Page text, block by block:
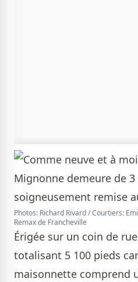
Photos: Richard Rivard / Courtiers:
Remax de Francheville
Érigée sur un coin de
totalisant 5 100 pieds
maisonnette comprend